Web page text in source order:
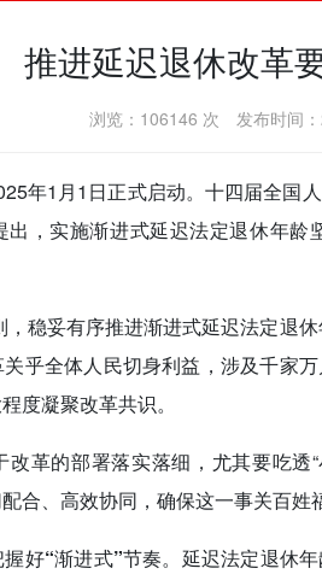
推进延迟退休改革
浏览：106146 次 发布时间
年1月1日正式启动。十四届全国
，实施渐进式延迟法定退休年
稳妥有序推进渐进式延迟法定退休
乎全体人民切身利益，涉及千家
度凝聚改革共识。
的部署落实落细，尤其要吃透“
合、高效协同，确保这一事关百姓
好“渐进式”节奏。 延迟法定退休